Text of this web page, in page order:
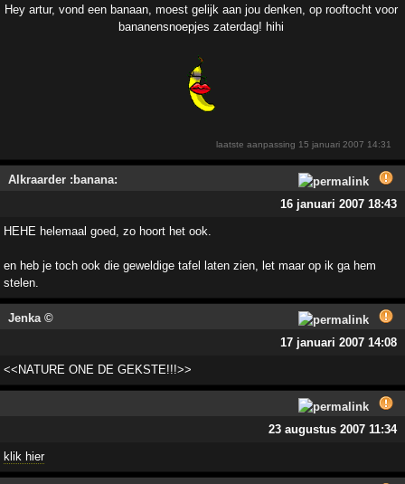
Hey artur, vond een banaan, moest gelijk aan jou denken, op rooftocht voor
bananensnoepjes zaterdag! hihi
laatste aanpassing 15 januari 2007 14:31
Alkraarder :banana:
16 januari 2007 18:43
HEHE helemaal goed, zo hoort het ook.
en heb je toch ook die geweldige tafel laten zien, let maar op ik ga hem
stelen.
Jenka ©
17 januari 2007 14:08
<<NATURE ONE DE GEKSTE!!!>>
23 augustus 2007 11:34
klik hier